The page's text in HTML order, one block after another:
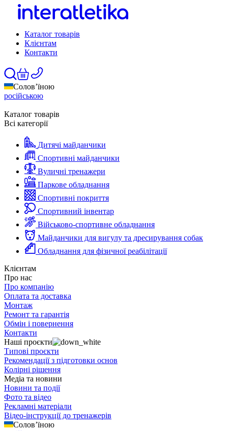
Каталог товарів
Клієнтам
Контакти
Солов’їною
російською
Каталог товарів
Всі категорії
Дитячі майданчики
Спортивні майданчики
Вуличні тренажери
Паркове обладнання
Спортивні покриття
Спортивний інвентар
Військово-спортивне обладнання
Майданчики для вигулу та дресирування собак
Обладнання для фізичної реабілітації
Клієнтам
Про нас
Про компанію
Оплата та доставка
Монтаж
Ремонт та гарантія
Обмін і повернення
Контакти
Наші проєкти
Типові проєкти
Рекомендації з підготовки основ
Колірні рішення
Медіа та новини
Новини та події
Фото та відео
Рекламні матеріали
Відео-інструкції до тренажерів
Солов’їною